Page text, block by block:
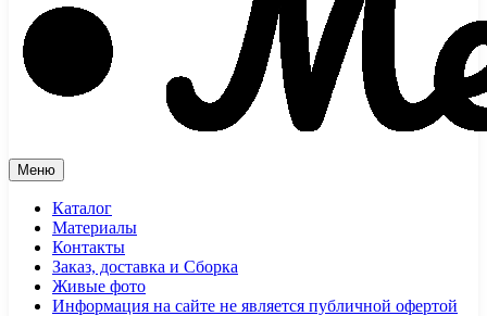
Меню
Каталог
Материалы
Контакты
Заказ, доставка и Сборка
Живые фото
Информация на сайте не является публичной офертой